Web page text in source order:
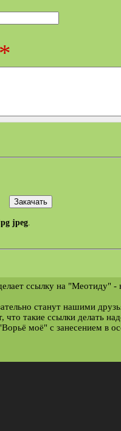
*
jpeg.
ссылку на "Меотиду" -
станут нашими
такие ссылки делать
моё" с занесением в